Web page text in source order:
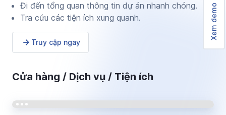
Đi đến tổng quan thông tin dự án nhanh chóng.
Tra cứu các tiện ích xung quanh.
Truy cập ngay
Cửa hàng / Dịch vụ / Tiện ích
Xem demo